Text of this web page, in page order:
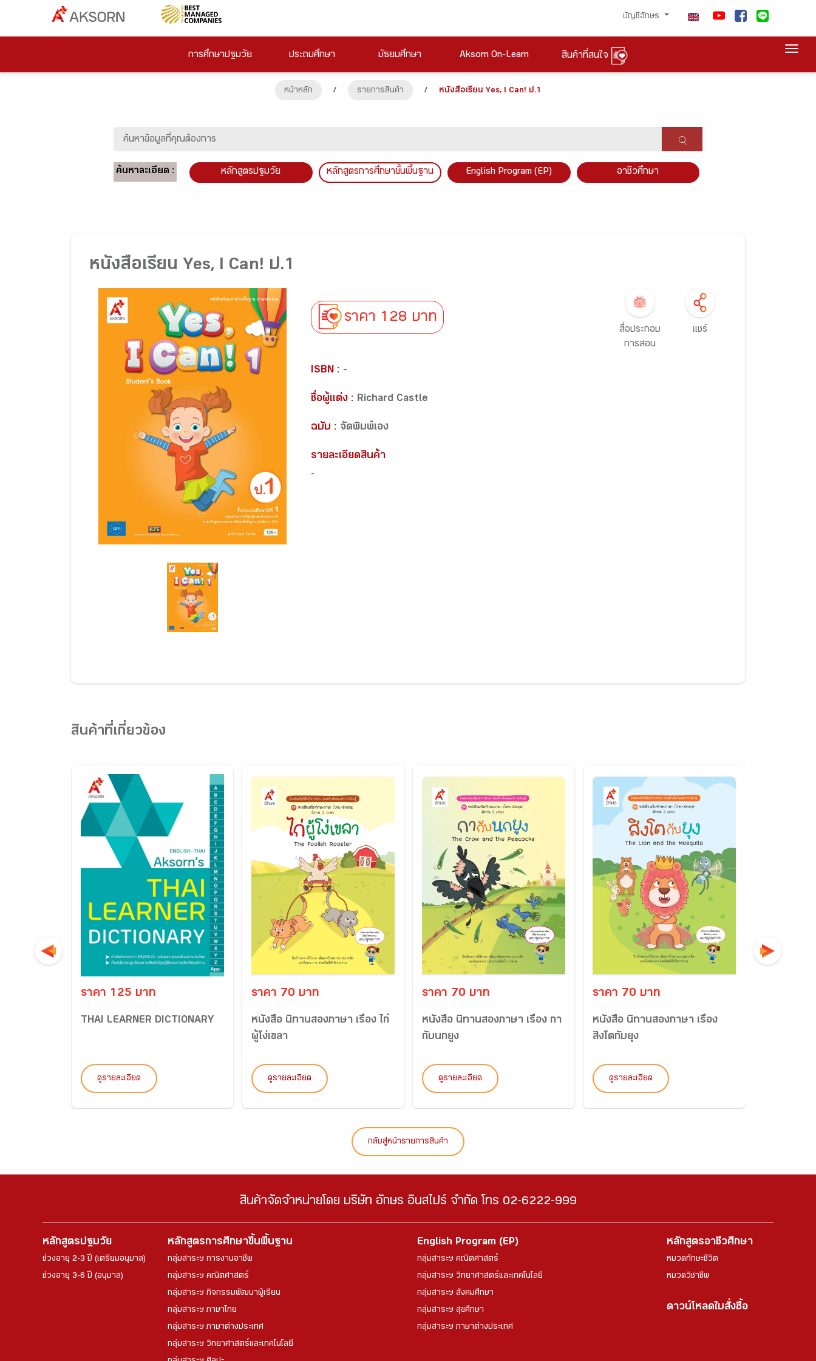
บัญชีอักษร
การศึกษาปฐมวัย ประถมศึกษา มัธยมศึกษา Aksorn On-Learn สินค้าที่สนใจ
หน้าหลัก / รายการสินค้า / หนังสือเรียน Yes, I Can! ป.1
ค้นหาละเอียด : หลักสูตรปฐมวัย หลักสูตรการศึกษาขั้นพื้นฐาน English Program (EP) อาชีวศึกษา
หนังสือเรียน Yes, I Can! ป.1
ราคา 128 บาท
สื่อประกอบ
การสอน
แชร์
ISBN : -
ชื่อผู้แต่ง : Richard Castle
ฉบับ : จัดพิมพ์เอง
รายละเอียดสินค้า
-
สินค้าที่เกี่ยวข้อง
ราคา 125 บาท
THAI LEARNER DICTIONARY
ดูรายละเอียด
ราคา 70 บาท
หนังสือ นิทานสองภาษา เรื่อง ไก่
ผู้โง่เขลา
ดูรายละเอียด
ราคา 70 บาท
หนังสือ นิทานสองภาษา เรื่อง กา
กับนกยูง
ดูรายละเอียด
ราคา 70 บาท
หนังสือ นิทานสองภาษา เรื่อง
สิงโตกับยุง
ดูรายละเอียด
กลับสู่หน้ารายการสินค้า
สินค้าจัดจำหน่ายโดย บริษัท อักษร อินสไปร์ จำกัด โทร 02-6222-999
หลักสูตรปฐมวัย
ช่วงอายุ 2-3 ปี (เตรียมอนุบาล)
ช่วงอายุ 3-6 ปี (อนุบาล)
หลักสูตรการศึกษาขึ้นพื้นฐาน
กลุ่มสาระฯ การงานอาชีพ
กลุ่มสาระฯ คณิตศาสตร์
กลุ่มสาระฯ กิจกรรมพัฒนาผู้เรียน
กลุ่มสาระฯ ภาษาไทย
กลุ่มสาระฯ ภาษาต่างประเทศ
กลุ่มสาระฯ วิทยาศาสตร์และเทคโนโลยี
English Program (EP)
กลุ่มสาระฯ คณิตศาสตร์
กลุ่มสาระฯ วิทยาศาสตร์และเทคโนโลยี
กลุ่มสาระฯ สังคมศึกษา
กลุ่มสาระฯ สุขศึกษา
กลุ่มสาระฯ ภาษาต่างประเทศ
หลักสูตรอาชีวศึกษา
หมวดทักษะชีวิต
หมวดวิชาชีพ
ดาวน์โหลดใบสั่งซื้อ